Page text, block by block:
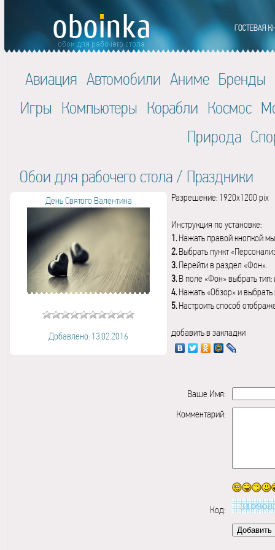
Авиация Автомобили Аниме Бренды
Игры Компьютеры Корабли Космос
Природа
Обои для рабочего стола / Праздники
День Святого Валентина
Добавлено: 13.02.2016
Разрешение: 1920x1200 pix
Инструкция по установке:
1.Нажать правой кнопкой
2.Выбрать пункт
3.Перейти в раздел «Фон».
3.В поле «Фон» выбрать
4.Нажать «Обзор» и выбрать
5.Настроить способ
добавить в закладки
Ваше Имя:
Комментарий:
Код: